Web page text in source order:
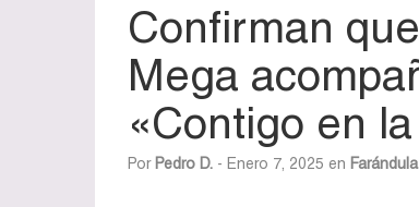
Confirman
Mega
«Contigo en
Por Pedro D. - Enero 7, 2025 en